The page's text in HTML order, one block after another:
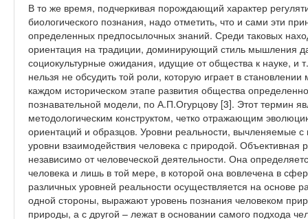
В то же время, подчеркивая порождающий характер
биологического познания, надо отметить, что и сами эти
определенных предпосылочных знаний. Среди таковых
ориентация на традиции, доминирующий стиль мышления
социокультурные ожидания, идущие от общества к науке, и
нельзя не обсудить той роли, которую играет в
каждом историческом этапе развития общества
познавательной модели, по А.П.Огурцову [3]. Этот термин
методологическим конструктом, четко отражающим
ориентаций и образцов. Уровни реальности, вычленяемые
уровни взаимодействия человека с природой. Объективная
независимо от человеческой деятельности. Она
человека и лишь в той мере, в которой она вовлечена в
различных уровней реальности осуществляется на основе
одной стороны, выражают уровень познания человеком
природы, а с другой – лежат в основании самого подхода